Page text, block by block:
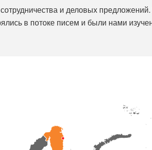
и деловых
в потоке писем и были нами